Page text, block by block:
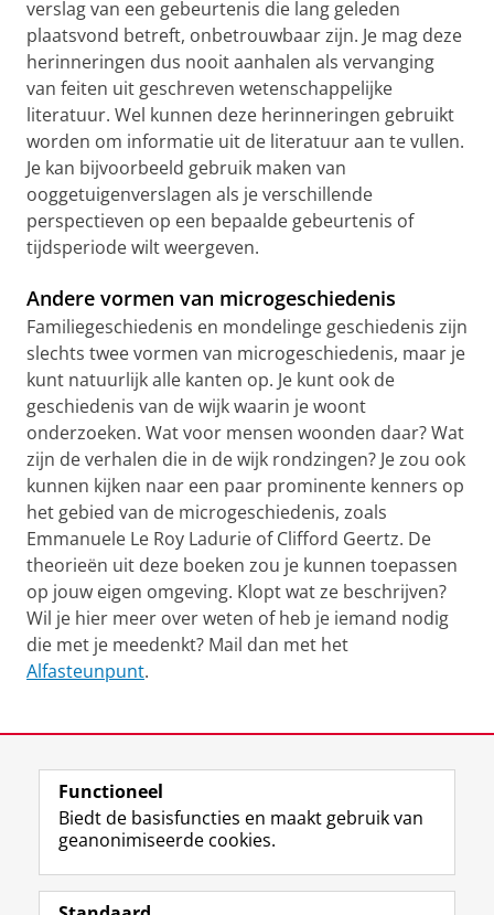
verslag van een gebeurtenis die lang geleden
plaatsvond betreft, onbetrouwbaar zijn. Je mag deze
herinneringen dus nooit aanhalen als vervanging
van feiten uit geschreven wetenschappelijke
literatuur. Wel kunnen deze herinneringen gebruikt
worden om informatie uit de literatuur aan te vullen.
Je kan bijvoorbeeld gebruik maken van
ooggetuigenverslagen als je verschillende
perspectieven op een bepaalde gebeurtenis of
tijdsperiode wilt weergeven.
Andere vormen van microgeschiedenis
Familiegeschiedenis en mondelinge geschiedenis zijn
slechts twee vormen van microgeschiedenis, maar je
kunt natuurlijk alle kanten op. Je kunt ook de
geschiedenis van de wijk waarin je woont
onderzoeken. Wat voor mensen woonden daar? Wat
zijn de verhalen die in de wijk rondzingen? Je zou ook
kunnen kijken naar een paar prominente kenners op
het gebied van de microgeschiedenis, zoals
Emmanuele Le Roy Ladurie of Clifford Geertz. De
theorieën uit deze boeken zou je kunnen toepassen
op jouw eigen omgeving. Klopt wat ze beschrijven?
Wil je hier meer over weten of heb je iemand nodig
die met je meedenkt? Mail dan met het
Alfasteunpunt.
Laatst gewijzigd: 14 november 2023 11:48
Volg de RUG
F
a
L
i
R
S
I
n
Y
o
Functioneel
Biedt de basisfuncties en maakt gebruik van
geanonimiseerde cookies.